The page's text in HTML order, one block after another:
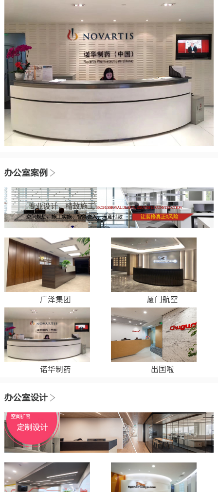
广泽集团 厦门航空
诺华制药 出国啦